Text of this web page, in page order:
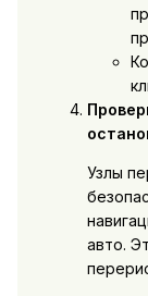
Узлы
авто.